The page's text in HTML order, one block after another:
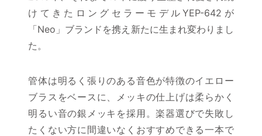
けてきたロングセラーモデルYEP-642が
「Neo」ブランドを携え新たに生まれ変わりまし
た。
管体は明るく張りのある音色が特徴のイエロー
ブラスをベースに、メッキの仕上げは柔らかく
明るい音の銀メッキを採用。楽器選びで失敗し
たくない方に間違いなくおすすめできる一本で